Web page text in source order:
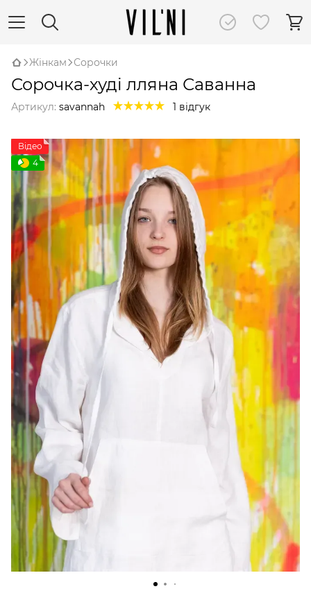
Жінкам Сорочки
Сорочка-худі лляна Саванна
Артикул: savannah 1 відгук
Відео
4